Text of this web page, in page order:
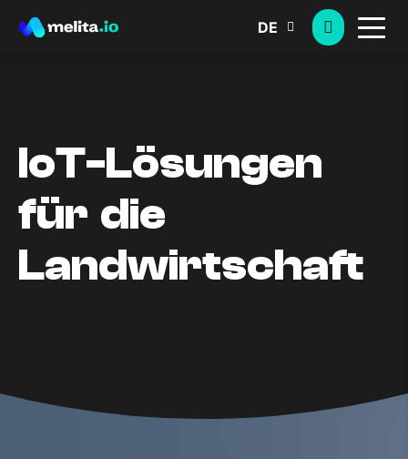
DE
IoT-Lösungen
für die
Landwirtschaft